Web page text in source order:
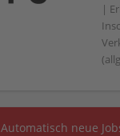
|
Automatisch neue